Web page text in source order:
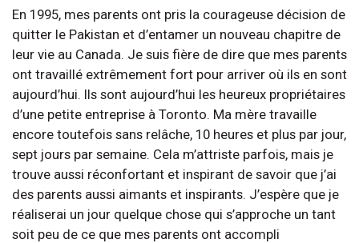
En 1995, mes parents ont pris la courageuse décision de
quitter le Pakistan et d’entamer un nouveau chapitre de
leur vie au Canada. Je suis fière de dire que mes parents
ont travaillé extrêmement fort pour arriver où ils en sont
aujourd’hui. Ils sont aujourd’hui les heureux propriétaires
d’une petite entreprise à Toronto. Ma mère travaille
encore toutefois sans relâche, 10 heures et plus par jour,
sept jours par semaine. Cela m’attriste parfois, mais je
trouve aussi réconfortant et inspirant de savoir que j’ai
des parents aussi aimants et inspirants. J’espère que je
réaliserai un jour quelque chose qui s’approche un tant
soit peu de ce que mes parents ont accompli